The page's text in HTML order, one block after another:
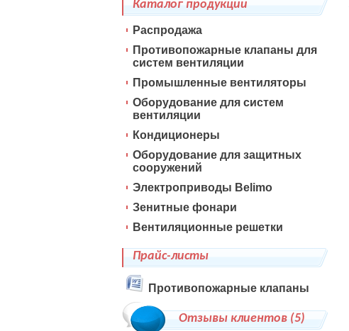
Каталог продукции
Распродажа
Противопожарные клапаны для
систем вентиляции
Промышленные вентиляторы
Оборудование для систем
вентиляции
Кондиционеры
Оборудование для защитных
сооружений
Электроприводы Belimo
Зенитные фонари
Вентиляционные решетки
Прайс-листы
Противопожарные клапаны
Отзывы клиентов (5)